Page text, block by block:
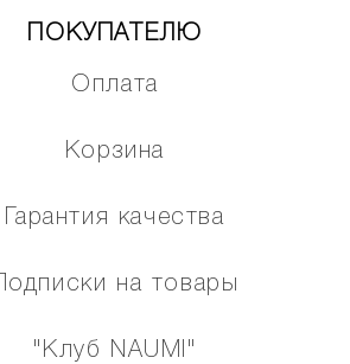
ПОКУПАТЕЛЮ
Оплата
Корзина
Гарантия качества
Подписки на товары
"Клуб NAUMI"